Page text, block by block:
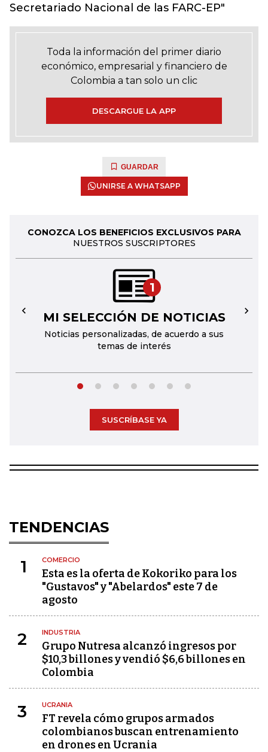
Secretariado Nacional de las FARC-EP"
Toda la información del primer diario
económico, empresarial y financiero de
Colombia a tan solo un clic
DESCARGUE LA APP
GUARDAR
UNIRSE A WHATSAPP
CONOZCA LOS BENEFICIOS EXCLUSIVOS PARA
NUESTROS SUSCRIPTORES
1
MI SELECCIÓN DE NOTICIAS
Noticias personalizadas, de acuerdo a sus
temas de interés
← →
SUSCRÍBASE YA
TENDENCIAS
1 COMERCIO
Esta es la oferta de Kokoriko para los
"Gustavos" y "Abelardos" este 7 de
agosto
2 INDUSTRIA
Grupo Nutresa alcanzó ingresos por
$10,3 billones y vendió $6,6 billones en
Colombia
3 UCRANIA
FT revela cómo grupos armados
colombianos buscan entrenamiento
en drones en Ucrania